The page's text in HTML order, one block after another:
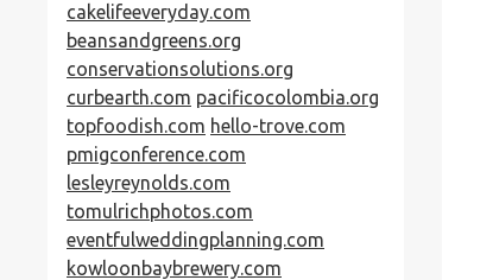
cakelifeeveryday.com
beansandgreens.org
conservationsolutions.org
curbearth.com pacificocolombia.org
topfoodish.com hello-trove.com
pmigconference.com
lesleyreynolds.com
tomulrichphotos.com
eventfulweddingplanning.com
kowloonbaybrewery.com